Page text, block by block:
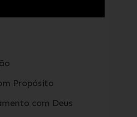
Propósito
com Deus